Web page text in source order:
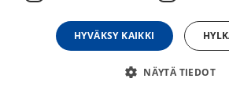
€
HYVÄKSY KAIKKI
NÄYTÄ TIEDOT